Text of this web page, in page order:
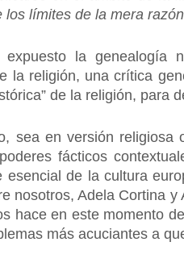
los límites de la mera razón
la genealogía
la religión, una crítica
de la religión, para
sea en versión religiosa
fácticos
esencial de la cultura
nosotros, Adela Cortina
hace en este momento
más acuciantes a